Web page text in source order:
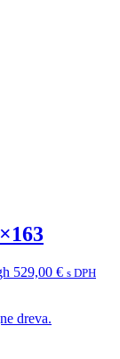
529,00 € s DPH